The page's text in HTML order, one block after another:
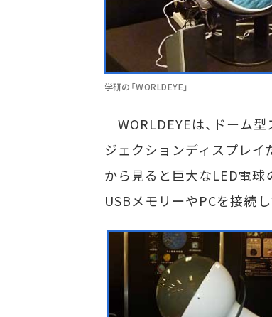
学研の「WORLDEYE」
WORLDEYEは、ドーム
ジェクションディスプレイ
から見ると巨大なLED電球
USBメモリーやPCを接続